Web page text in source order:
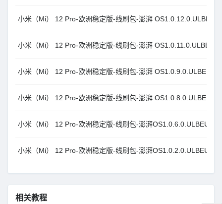
小米（Mi） 12 Pro-欧洲稳定版-线刷包-澎湃
小米（Mi） 12 Pro-欧洲稳定版-线刷包-澎湃
小米（Mi） 12 Pro-欧洲稳定版-线刷包-澎湃
小米（Mi） 12 Pro-欧洲稳定版-线刷包-澎湃
小米（Mi） 12 Pro-欧洲稳定版-线刷包-澎湃
小米（Mi） 12 Pro-欧洲稳定版-线刷包-澎湃
相关教程